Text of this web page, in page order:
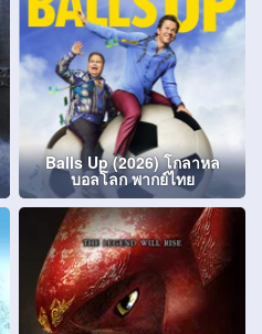
Balls Up (2026) โกลาหล
บอลโลก พากย์ไทย